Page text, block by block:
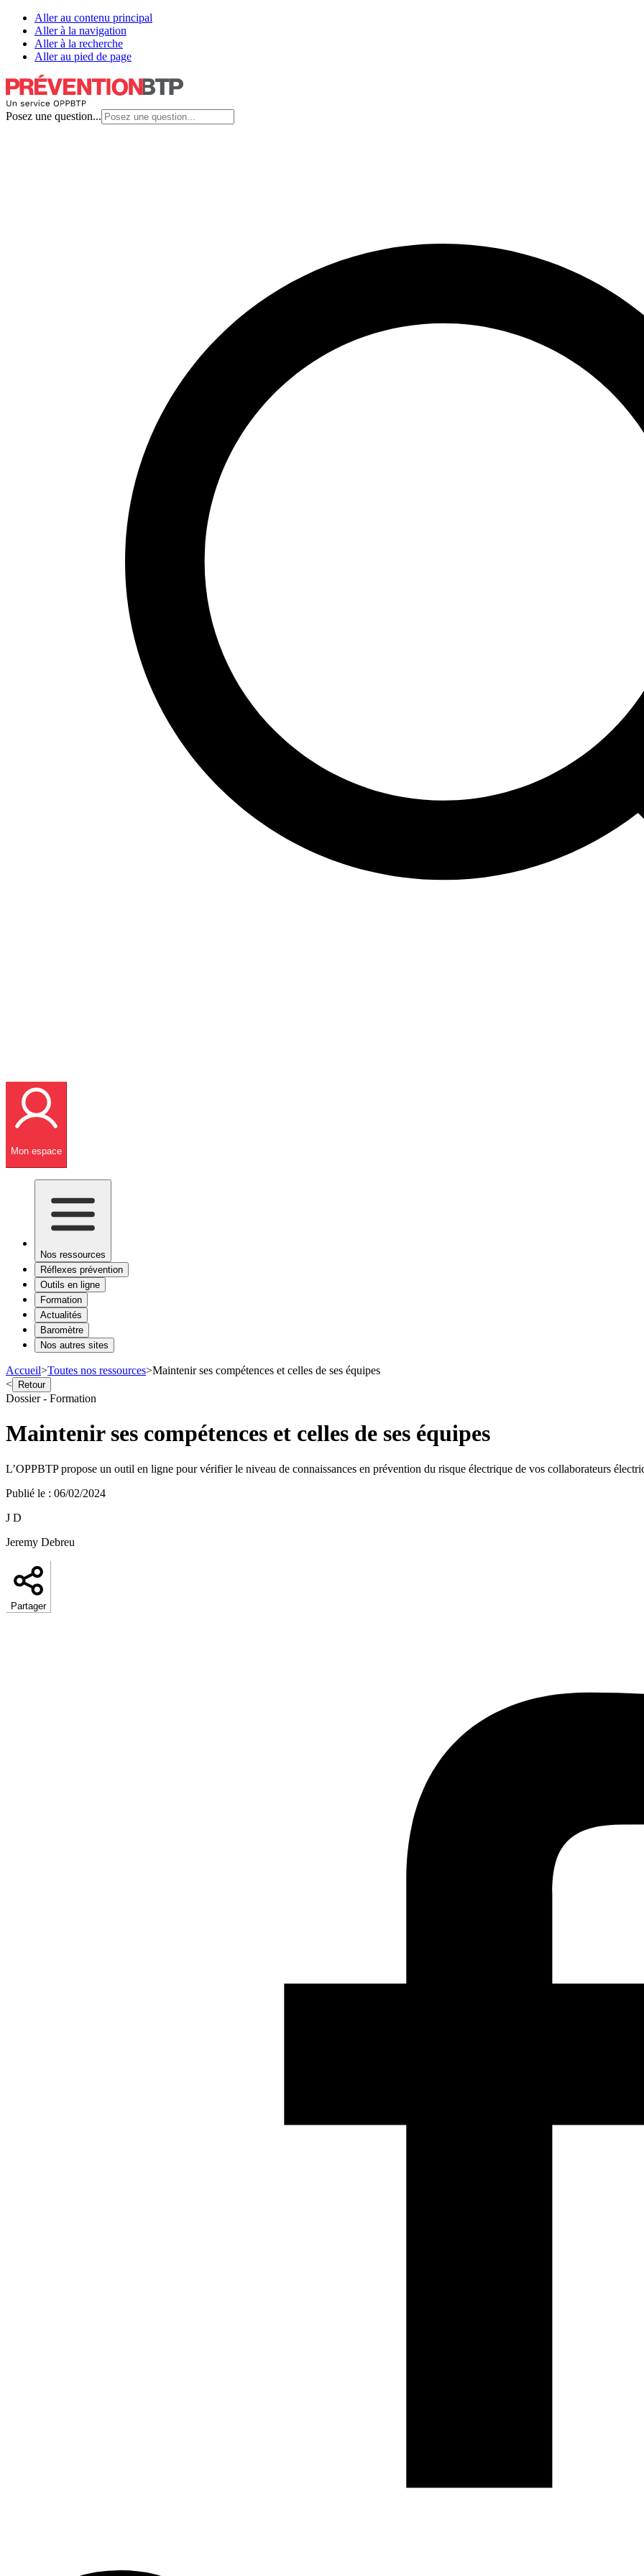
Aller au contenu principal
Aller à la navigation
Aller à la recherche
Aller au pied de page
Posez une question...
Mon espace
Nos ressources
Réflexes prévention
Outils en ligne
Formation
Actualités
Baromètre
Nos autres sites
Accueil>Toutes nos ressources>Maintenir ses compétences et celles de ses équipes
< Retour
Dossier - Formation
Maintenir ses compétences et celles de ses équipes
L’OPPBTP propose un outil en ligne pour vérifier le niveau de connaissances en prévention du risque électrique de vos collaborateurs
Publié le : 06/02/2024
J D
Jeremy Debreu
Partager